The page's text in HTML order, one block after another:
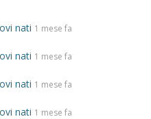
nati 1 mese fa
nati 1 mese fa
nati 1 mese fa
nati 1 mese fa